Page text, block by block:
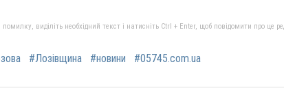
виділіть необхідний текст і натисніть Ctrl + Enter, щоб повідомити про це
#Лозівщина #новини #05745.com.ua